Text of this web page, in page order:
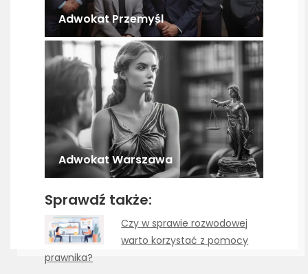
Adwokat Przemyśl
Adwokat Warszawa
Sprawdź także:
Czy w sprawie rozwodowej
warto korzystać z pomocy
prawnika?